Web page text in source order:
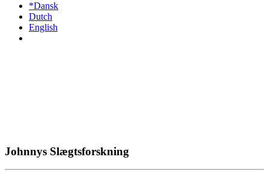
*Dansk
Dutch
English
Johnnys Slægtsforskning